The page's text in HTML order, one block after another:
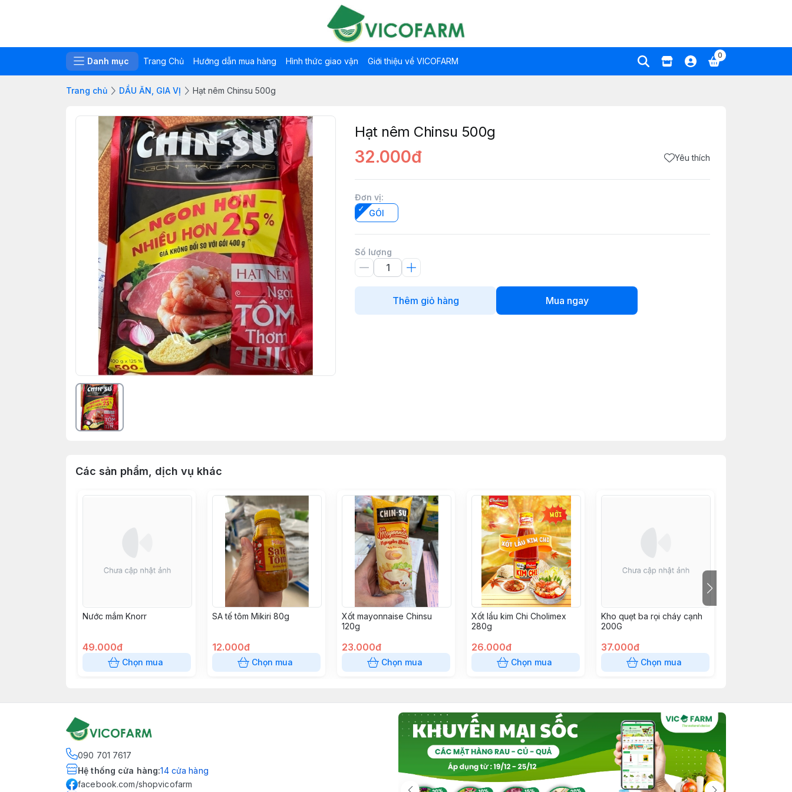
Danh mục Trang Chủ Hướng dẫn mua hàng Hình thức giao vận Giới thiệu về VICOFARM
0
Trang chủ DẦU ĂN, GIA VỊ Hạt nêm Chinsu 500g
Hạt nêm Chinsu 500g
32.000đ Yêu thích
Đơn vị:
GÓI
Số lượng
Thêm giỏ hàng Mua ngay
Các sản phẩm, dịch vụ khác
Nước mắm Knorr
49.000đ
Chọn mua
SA tế tôm Mikiri 80g
12.000đ
Chọn mua
Xốt mayonnaise Chinsu
120g
23.000đ
Chọn mua
Xốt lẩu kim Chi Cholimex
280g
26.000đ
Chọn mua
Kho quẹt ba rọi cháy cạnh
200G
37.000đ
Chọn mua
090 701 7617
Hệ thống cửa hàng:14 cửa hàng
facebook.com/shopvicofarm